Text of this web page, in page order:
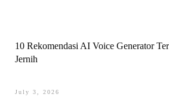
10 Rekomendasi AI Voice Generator
Jernih
July 3, 2026